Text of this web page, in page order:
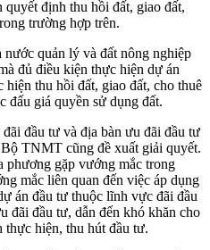
quyết định thu hồi đất, giao đất,
trường hợp trên.
quản lý và đất nông nghiệp
đủ điều kiện thực hiện dự án
thu hồi đất, giao đất, cho thuê
đấu giá quyền sử dụng đất.
đầu tư và địa bàn ưu đãi đầu tư
TNMT cũng đề xuất giải quyết.
phương gặp vướng mắc trong
mắc liên quan đến việc áp dụng
án đầu tư thuộc lĩnh vực đãi đầu
đãi đầu tư, dẫn đến khó khăn cho
thực hiện, thu hút đầu tư.